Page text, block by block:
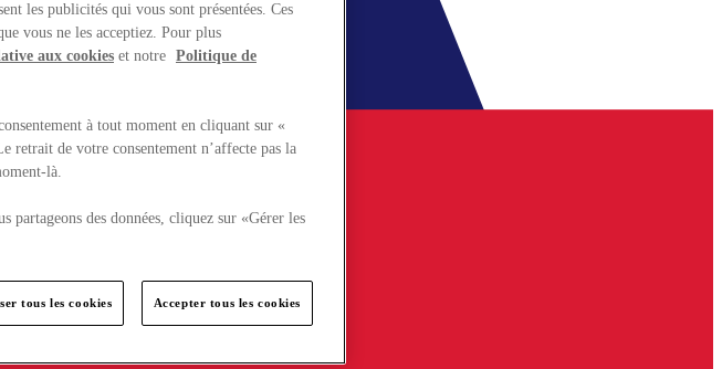
les publicités qui vous sont présentées. Ces
vous ne les acceptiez. Pour plus
aux cookies et notre Politique de
à tout moment en cliquant sur «
retrait de votre consentement n’affecte pas la
là.
partageons des données, cliquez sur «Gérer les
tous les cookies Accepter tous les cookies